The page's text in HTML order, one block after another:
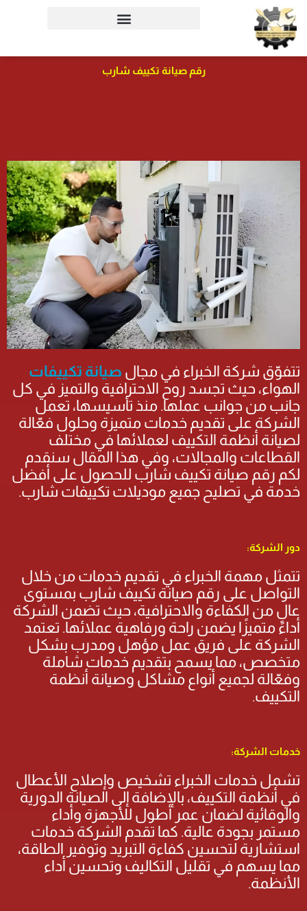
تخطي
إلى
المحتوى
رقم صيانة تكييف شارب
تتفوّق شركة الخبراء في مجال صيانة تكييفات
الهواء، حيث تجسد روح الاحترافية والتميز في كل
جانب من جوانب عملها. منذ تأسيسها، تعمل
الشركة على تقديم خدمات متميزة وحلول فعّالة
لصيانة أنظمة التكييف لعملائها في مختلف
القطاعات والمجالات، وفي هذا المقال سنقدم
لكم رقم صيانة تكييف شارب للحصول على أفضل
خدمة في تصليح جميع موديلات تكييفات شارب.
دور الشركة:
تتمثل مهمة الخبراء في تقديم خدمات من خلال
التواصل على رقم صيانة تكييف شارب بمستوى
عالٍ من الكفاءة والاحترافية، حيث تضمن الشركة
أداءً متميزًا يضمن راحة ورفاهية عملائها. تعتمد
الشركة على فريق عمل مؤهل ومدرب بشكل
متخصص، مما يسمح بتقديم خدمات شاملة
وفعّالة لجميع أنواع مشاكل وصيانة أنظمة
التكييف.
خدمات الشركة:
تشمل خدمات الخبراء تشخيص وإصلاح الأعطال
في أنظمة التكييف، بالإضافة إلى الصيانة الدورية
والوقائية لضمان عمر أطول للأجهزة وأداء
مستمر بجودة عالية. كما تقدم الشركة خدمات
استشارية لتحسين كفاءة التبريد وتوفير الطاقة،
مما يسهم في تقليل التكاليف وتحسين أداء
الأنظمة.